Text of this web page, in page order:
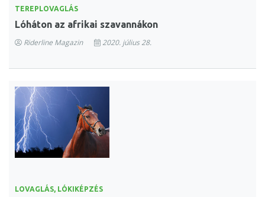
TEREPLOVAGLÁS
Lóháton az afrikai szavannákon
Riderline Magazin 2020. július 28.
LOVAGLÁS, LÓKIKÉPZÉS